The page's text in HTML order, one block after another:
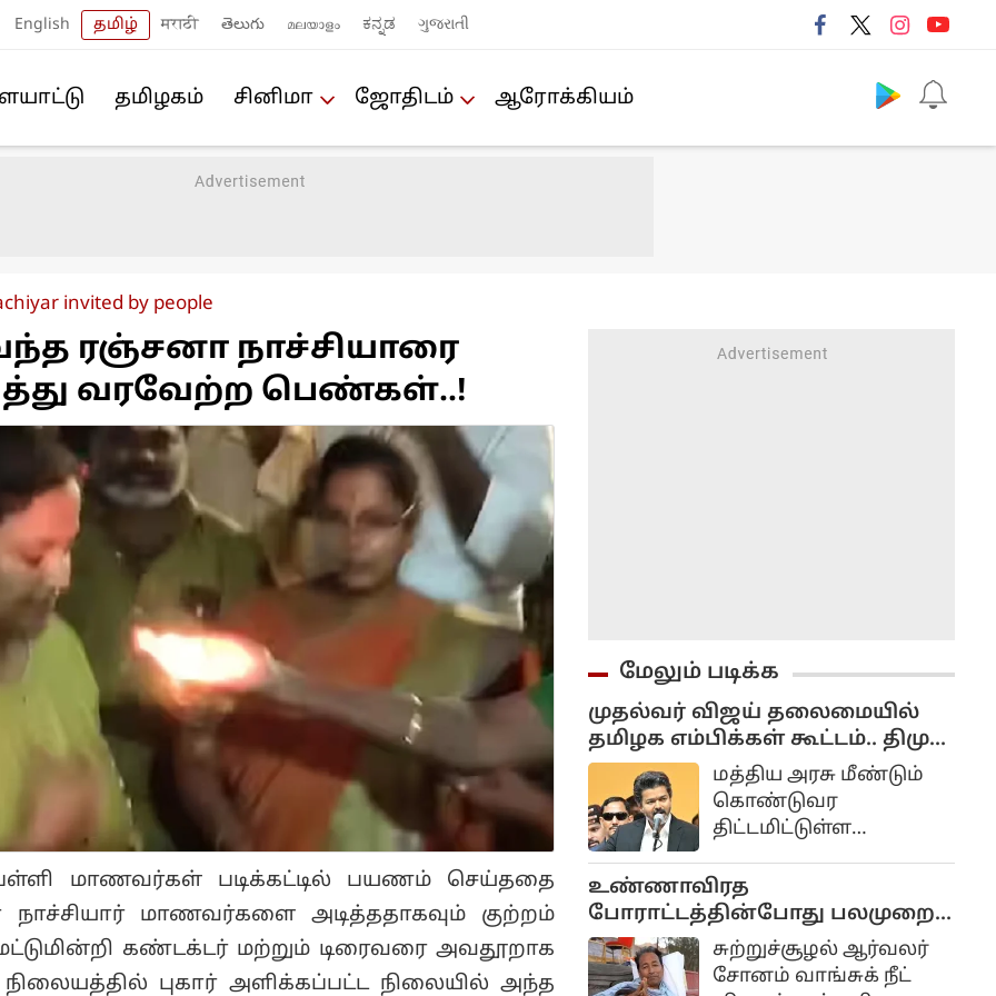
English தமிழ் मराठी తెలుగు മലയാളം ಕನ್ನಡ ગુજરાતી
த‌மிழக‌ம் சினிமா ஜோ‌திட‌ம் ஆரோக்கியம்
invited by people
ரஞ்சனா நாச்சியாரை
வரவேற்ற பெண்கள்..!
பள்ளி மாணவர்கள் படிக்கட்டில் பயணம் செய்ததை
மாணவர்களை அடித்ததாகவும் குற்றம்
கண்டக்டர் மற்றும் டிரைவரை அவதூறாக
புகார் அளிக்கப்பட்ட நிலையில் அந்த
மேலும் படிக்க
முதல்வர் விஜய் தலைமையில்
தமிழக எம்பிக்கள் கூட்டம்.. திமுக,
அதிமுக எம்பிக்கள்
வருவார்களா?
மத்திய அரசு மீண்டும்
கொண்டுவர
திட்டமிட்டுள்ள
மறுசீரமைப்பு
மசோதாவால்
தமிழ்நாட்டிற்கு ஏற்படும்
அரசியல் மற்றும்
பிரதிநிதித்துவ
உண்ணாவிரத
போராட்டத்தின்போது பலமுறை
ராகுல் காந்தியை சந்திக்க
முயன்றாரா சோனம் வாங்சுக்
சுற்றுச்சூழல் ஆர்வலர்
சோனம் வாங்சுக் நீட்